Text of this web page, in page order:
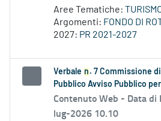
Aree Tematiche:
Argomenti: FONDO DI
2027: PR 2021-2027
Verbale n . 7 Commissione
Pubblico Avviso Pubblico
Contenuto Web - Data di
lug-2026 10.10